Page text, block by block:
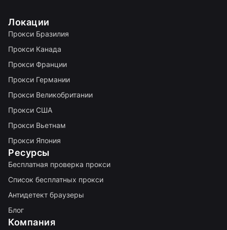
Локации
Прокси Бразилия
Прокси Канада
Прокси Франции
Прокси Германии
Прокси Великобритании
Прокси США
Прокси Вьетнам
Прокси Япония
Ресурсы
Бесплатная проверка прокси
Список бесплатных прокси
Антидетект браузеры
Блог
Компания